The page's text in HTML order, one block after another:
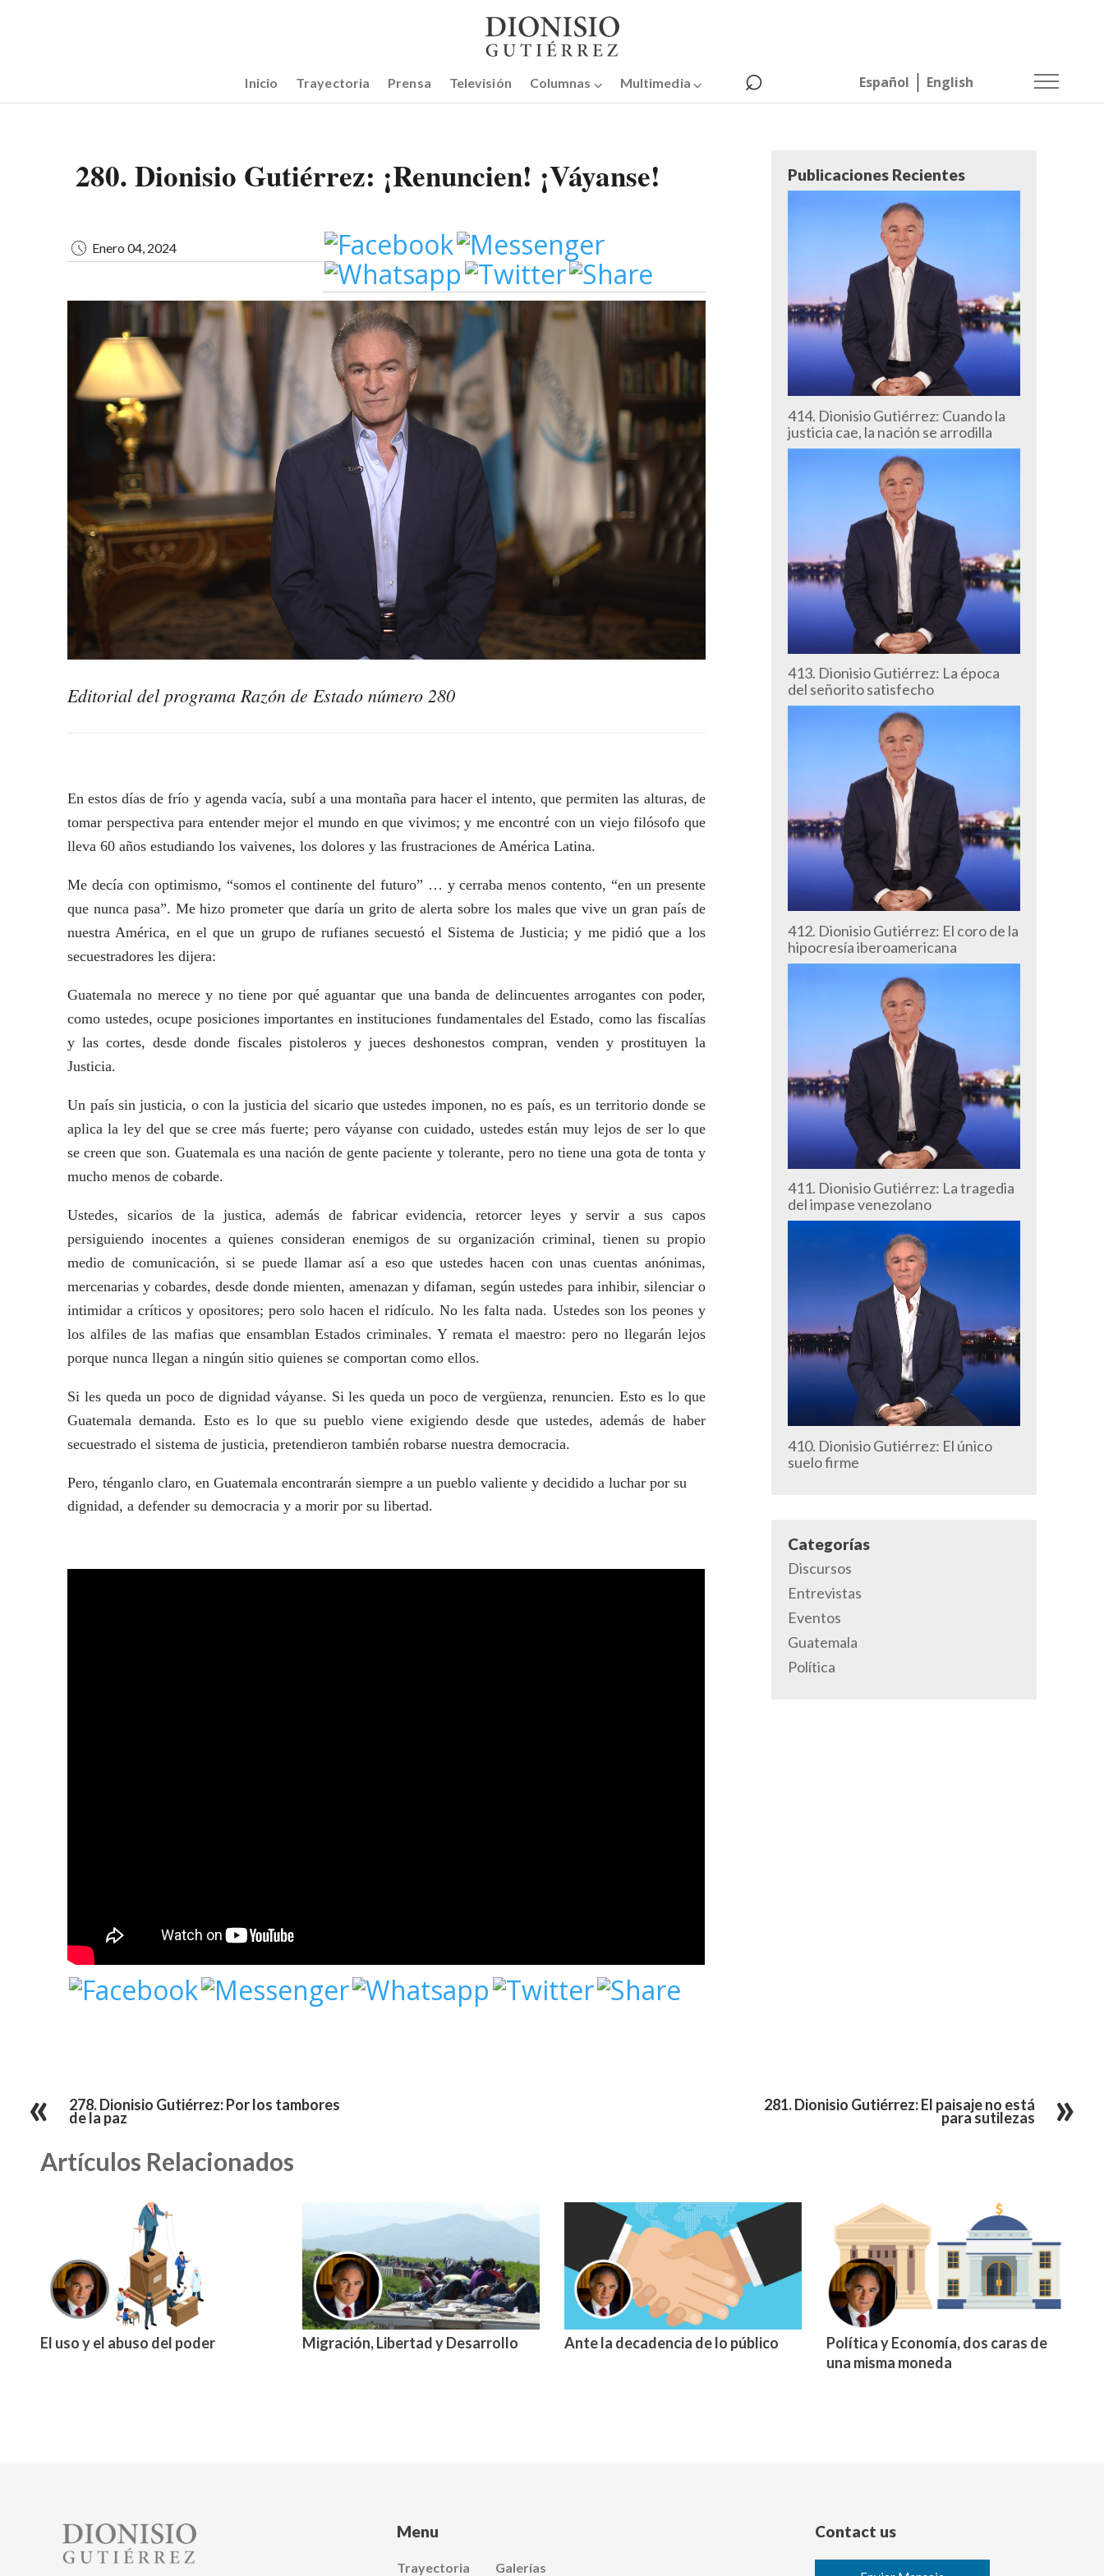
Inicio Trayectoria Prensa Televisión Columnas ⌵ Multimedia ⌵ ⌕ Español English
280. Dionisio Gutiérrez: ¡Renuncien! ¡Váyanse!
Enero 04, 2024
Editorial del programa Razón de Estado número 280
En estos días de frío y agenda vacía, subí a una montaña para hacer el intento, que permiten las alturas, de
tomar perspectiva para entender mejor el mundo en que vivimos; y me encontré con un viejo filósofo que
lleva 60 años estudiando los vaivenes, los dolores y las frustraciones de América Latina.
Me decía con optimismo, “somos el continente del futuro” … y cerraba menos contento, “en un presente
que nunca pasa”. Me hizo prometer que daría un grito de alerta sobre los males que vive un gran país de
nuestra América, en el que un grupo de rufianes secuestó el Sistema de Justicia; y me pidió que a los
secuestradores les dijera:
Guatemala no merece y no tiene por qué aguantar que una banda de delincuentes arrogantes con poder,
como ustedes, ocupe posiciones importantes en instituciones fundamentales del Estado, como las fiscalías
y las cortes, desde donde fiscales pistoleros y jueces deshonestos compran, venden y prostituyen la
Justicia.
Un país sin justicia, o con la justicia del sicario que ustedes imponen, no es país, es un territorio donde se
aplica la ley del que se cree más fuerte; pero váyanse con cuidado, ustedes están muy lejos de ser lo que
se creen que son. Guatemala es una nación de gente paciente y tolerante, pero no tiene una gota de tonta y
mucho menos de cobarde.
Ustedes, sicarios de la justica, además de fabricar evidencia, retorcer leyes y servir a sus capos
persiguiendo inocentes a quienes consideran enemigos de su organización criminal, tienen su propio
medio de comunicación, si se puede llamar así a eso que ustedes hacen con unas cuentas anónimas,
mercenarias y cobardes, desde donde mienten, amenazan y difaman, según ustedes para inhibir, silenciar o
intimidar a críticos y opositores; pero solo hacen el ridículo. No les falta nada. Ustedes son los peones y
los alfiles de las mafias que ensamblan Estados criminales. Y remata el maestro: pero no llegarán lejos
porque nunca llegan a ningún sitio quienes se comportan como ellos.
Si les queda un poco de dignidad váyanse. Si les queda un poco de vergüenza, renuncien. Esto es lo que
Guatemala demanda. Esto es lo que su pueblo viene exigiendo desde que ustedes, además de haber
secuestrado el sistema de justicia, pretendieron también robarse nuestra democracia.
Pero, ténganlo claro, en Guatemala encontrarán siempre a un pueblo valiente y decidido a luchar por su
dignidad, a defender su democracia y a morir por su libertad.
Publicaciones Recientes
414. Dionisio Gutiérrez: Cuando la
justicia cae, la nación se arrodilla
413. Dionisio Gutiérrez: La época
del señorito satisfecho
412. Dionisio Gutiérrez: El coro de la
hipocresía iberoamericana
411. Dionisio Gutiérrez: La tragedia
del impase venezolano
410. Dionisio Gutiérrez: El único
suelo firme
Categorías
Discursos
Entrevistas
Eventos
Guatemala
Política
278. Dionisio Gutiérrez: Por los tambores
de la paz
281. Dionisio Gutiérrez: El paisaje no está
para sutilezas
Artículos Relacionados
El uso y el abuso del poder Migración, Libertad y Desarrollo Ante la decadencia de lo público
Política y Economía, dos caras de
una misma moneda
Image Menu
Trayectoria Galerías
Contact us